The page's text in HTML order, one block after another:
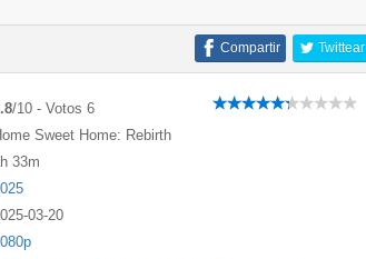
Twittear
Compartir
/10 - Votos 6
Sweet Home: Rebirth
33m
03-20